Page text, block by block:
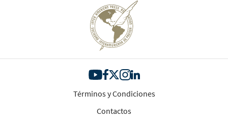
Términos y Condiciones
Contactos